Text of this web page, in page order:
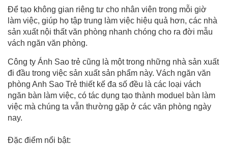
Để tạo không gian riêng tư cho nhân viên trong mỗi giờ
làm việc, giúp họ tập trung làm việc hiệu quả hơn, các nhà
sản xuất nội thất văn phòng nhanh chóng cho ra đời mẫu
vách ngăn văn phòng.
Công ty Ánh Sao trẻ cũng là một trong những nhà sản xuất
đi đầu trong việc sản xuất sản phẩm này. Vách ngăn văn
phòng Anh Sao Trẻ thiết kế đa số đều là các loại vách
ngăn bàn làm việc, có tác dụng tạo thành moduel bàn làm
việc mà chúng ta vẫn thường gặp ở các văn phòng ngày
nay.
Đặc điểm nổi bật: